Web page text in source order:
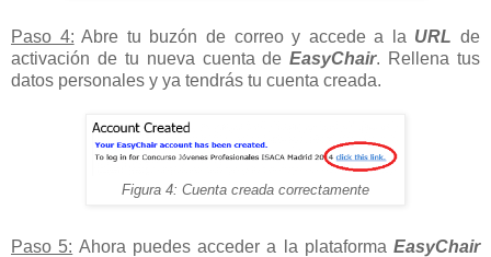
Paso 4: Abre tu buzón de correo y accede a la URL de
activación de tu nueva cuenta deEasyChair. Rellena tus
datos personales y ya tendrás tu cuenta creada.
Figura 4: Cuenta creada correctamente
Paso 5: Ahora puedes acceder a la plataforma EasyChair